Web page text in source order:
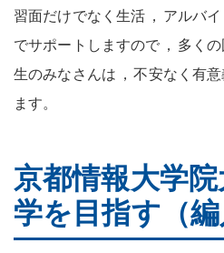
習面だけでなく生活 ， アルバ
でサポートしますので ， 多く
生のみなさんは ， 不安なく有
ます。
京都情報大学
学を目指す（編